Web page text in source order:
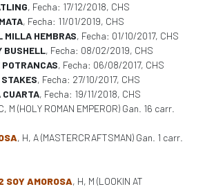
, Fecha: 17/12/2018, CHS
, Fecha: 11/01/2019, CHS
MILLA HEMBRAS, Fecha: 01/10/2017, CHS
BUSHELL, Fecha: 08/02/2019, CHS
, Fecha: 06/08/2017, CHS
, Fecha: 27/10/2017, CHS
CUARTA, Fecha: 19/11/2018, CHS
M (HOLY ROMAN EMPEROR) Gan. 16 carr.
, H, A (MASTERCRAFTSMAN) Gan. 1 carr.
SOY AMOROSA, H, M (LOOKIN AT